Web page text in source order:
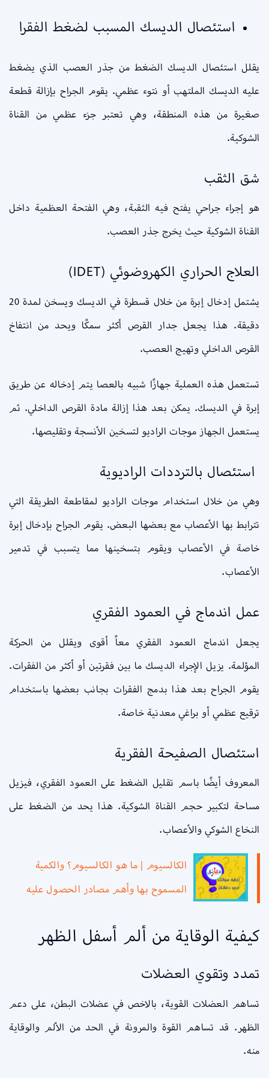
استئصال الديسك المسبب لضغط الفقرا
يقلل استئصال الديسك الضغط من جذر العصب الذي يضغط
عليه الديسك الملتهب أو نتوء عظمي. يقوم الجراح بإزالة قطعة
صغيرة من هذه المنطقة، وهي تعتبر جزء عظمي من القناة
الشوكية.
شق الثقب
هو إجراء جراحي يفتح فيه الثقبة، وهي الفتحة العظمية داخل
القناة الشوكية حيث يخرج جذر العصب.
العلاج الحراري الكهروضوئي (IDET)
يشتمل إدخال إبرة من خلال قسطرة في الديسك ويسخن لمدة 20
دقيقة. هذا يجعل جدار القرص أكثر سمكًا ويحد من انتفاخ
القرص الداخلي وتهيج العصب.
تستعمل هذه العملية جهازًا شبيه بالعصا يتم إدخاله عن طريق
إبرة في الديسك. يمكن بعد هذا إزالة مادة القرص الداخلي. ثم
يستعمل الجهاز موجات الراديو لتسخين الأنسجة وتقليصها.
استئصال بالترددات الراديوية
وهي من خلال استخدام موجات الراديو لمقاطعة الطريقة التي
تترابط بها الأعصاب مع بعضها البعض. يقوم الجراح بإدخال إبرة
خاصة في الأعصاب ويقوم بتسخينها مما يتسبب في تدمير
الأعصاب.
عمل اندماج في العمود الفقري
يجعل اندماج العمود الفقري معاً أقوى ويقلل من الحركة
المؤلمة. يزيل الإجراء الديسك ما بين فقرتين أو أكثر من الفقرات.
يقوم الجراح بعد هذا بدمج الفقرات بجانب بعضها باستخدام
ترقيع عظمي أو براغي معدنية خاصة.
استئصال الصفيحة الفقرية
المعروف أيضًا باسم تقليل الضغط على العمود الفقري، فيزيل
مساحة لتكبير حجم القناة الشوكية. هذا يحد من الضغط على
النخاع الشوكي والأعصاب.
الكالسيوم | ما هو الكالسيوم؟ والكمية
المسموح بها وأهم مصادر الحصول عليه
كيفية الوقاية من ألم أسفل الظهر
تمدد وتقوي العضلات
تساهم العضلات القوية، بالاخص في عضلات البطن، على دعم
الظهر. قد تساهم القوة والمرونة في الحد من الألم والوقاية
منه.